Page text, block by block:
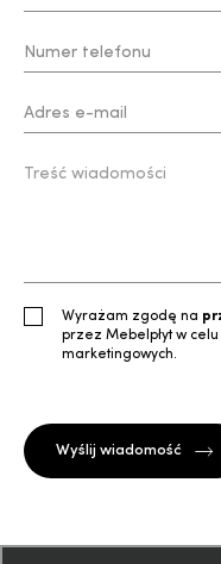
Wyrażam zgodę na
przez Mebelpłyt w
marketingowych.